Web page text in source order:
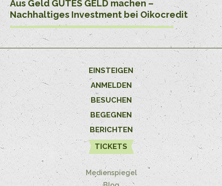
Aus Geld GUTES GELD machen –
Nachhaltiges Investment bei Oikocredit
EINSTEIGEN
ANMELDEN
BESUCHEN
BEGEGNEN
BERICHTEN
TICKETS
Medienspiegel